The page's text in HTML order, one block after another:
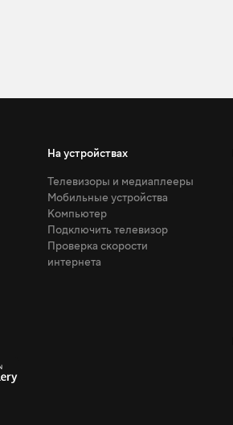
На устройствах
Телевизоры и медиаплееры
Мобильные устройства
Компьютер
Подключить телевизор
Проверка скорости
интернета